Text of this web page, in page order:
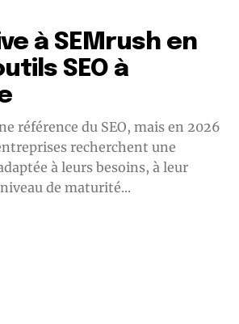
à SEMrush en
SEO à
référence du SEO, mais en 2026
recherchent une
à leurs besoins, à leur
de maturité...